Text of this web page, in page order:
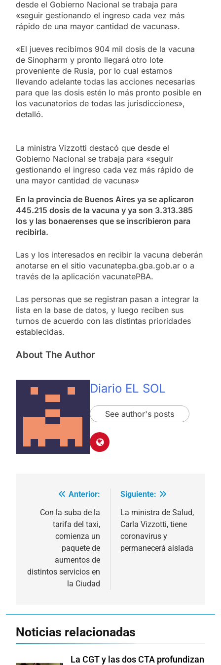
desde el Gobierno Nacional se trabaja para
«seguir gestionando el ingreso cada vez más
rápido de una mayor cantidad de vacunas».
«El jueves recibimos 904 mil dosis de la vacuna
de Sinopharm y pronto llegará otro lote
proveniente de Rusia, por lo cual estamos
llevando adelante todas las acciones necesarias
para que las dosis estén lo más pronto posible en
los vacunatorios de todas las jurisdicciones»,
detalló.
La ministra Vizzotti destacó que desde el
Gobierno Nacional se trabaja para «seguir
gestionando el ingreso cada vez más rápido de
una mayor cantidad de vacunas»
En la provincia de Buenos Aires ya se aplicaron
445.215 dosis de la vacuna y ya son 3.313.385
los y las bonaerenses que se inscribieron para
recibirla.
Las y los interesados en recibir la vacuna deberán
anotarse en el sitio vacunatepba.gba.gob.ar o a
través de la aplicación vacunatePBA.
Las personas que se registran pasan a integrar la
lista en la base de datos, y luego reciben sus
turnos de acuerdo con las distintas prioridades
establecidas.
About The Author
Diario EL SOL
See author's posts
Navegación
entradas
Anterior:
Con la suba de la
tarifa del taxi,
comienza un
paquete de
aumentos de
distintos servicios en
la Ciudad
Siguiente:
La ministra de Salud,
Carla Vizzotti, tiene
coronavirus y
permanecerá aislada
Noticias relacionadas
La CGT y las dos CTA profundizan